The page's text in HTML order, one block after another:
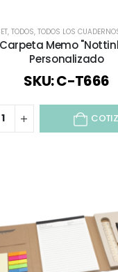
Y JUVENIL, MEMO SET,
,TODOS,TODOS LOS
Carpeta Memo
Personalizado
SKU: C-T666